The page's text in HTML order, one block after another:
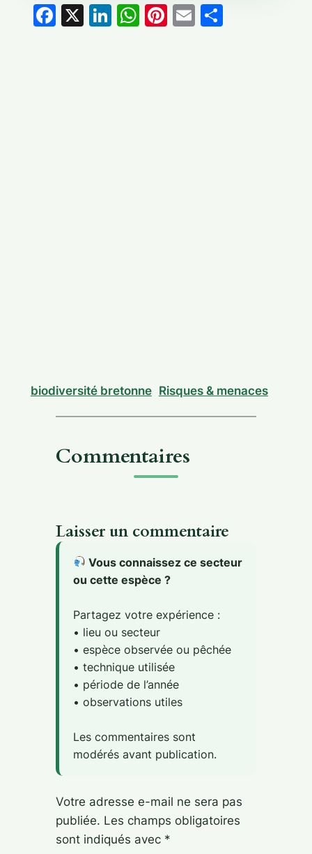
Facebook
X LinkedIn
WhatsApp
Pinterest
Email
biodiversité bretonne Risques & menaces
Commentaires
Laisser un commentaire
Vous connaissez ce secteur
ou cette espèce ?
Partagez votre expérience :
• lieu ou secteur
• espèce observée ou pêchée
• technique utilisée
• période de l’année
• observations utiles
Les commentaires sont
modérés avant publication.
Votre adresse e-mail ne sera pas
publiée. Les champs obligatoires
sont indiqués avec *